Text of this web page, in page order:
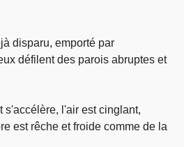
disparu, emporté par
défilent des parois abruptes et
s'accélère, l'air est cinglant,
est rêche et froide comme de la